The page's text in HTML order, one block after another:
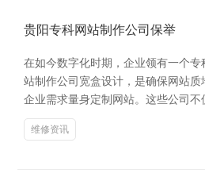
贵阳专科网站制作公司保举
在如今数字化时期，企业领有一个
站制作公司宽盒设计，是确保网站
企业需求量身定制网站。这些公司
维修资讯